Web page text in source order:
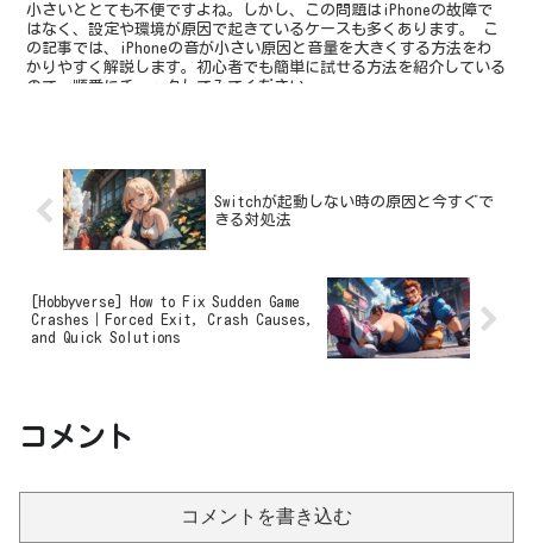
小さいととても不便ですよね。しかし、この問題はiPhoneの故障で
はなく、設定や環境が原因で起きているケースも多くあります。 こ
の記事では、iPhoneの音が小さい原因と音量を大きくする方法をわ
かりやすく解説します。初心者でも簡単に試せる方法を紹介している
ので、順番にチェックしてみてください。
Switchが起動しない時の原因と今すぐで
きる対処法
[Hobbyverse] How to Fix Sudden Game
Crashes｜Forced Exit, Crash Causes,
and Quick Solutions
コメント
コメントを書き込む